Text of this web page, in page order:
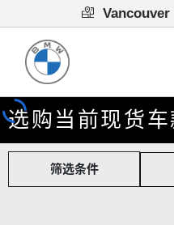
Vancouver
选购当前现货车
筛选条件